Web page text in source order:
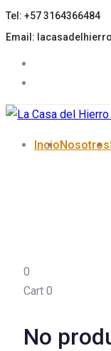
Skip
links
Skip
to
to
Tel: +57 3164366484
Email:
IncioNosotros
0
Cart 0
No